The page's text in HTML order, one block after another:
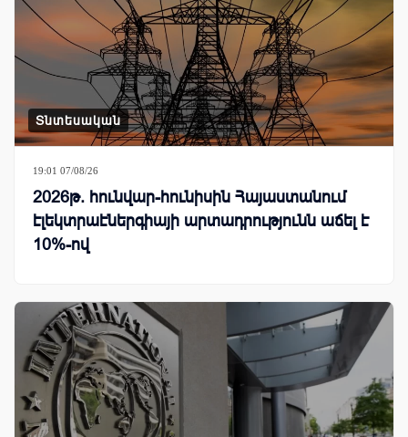
Տնտեսական
19:01 07/08/26
2026թ. հունվար-հունիսին Հայաստանում
էլեկտրաէներգիայի արտադրությունն աճել է
10%-ով